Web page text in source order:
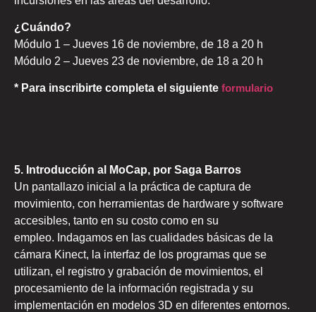
¿Cuándo?
Módulo 1 – Jueves 16 de noviembre, de 18 a 20 h
Módulo 2 – Jueves 23 de noviembre, de 18 a 20 h
* Para inscribirte completa el siguiente formulario
5. Introducción al MoCap, por Saga Barros
Un pantallazo inicial a la práctica de captura de
movimiento, con herramientas de hardware y software
accesibles, tanto en su costo como en su
empleo. Indagamos en las cualidades básicas de la
cámara Kinect, la interfaz de los programas que se
utilizan, el registro y grabación de movimientos, el
procesamiento de la información registrada y su
implementación en modelos 3D en diferentes entornos.